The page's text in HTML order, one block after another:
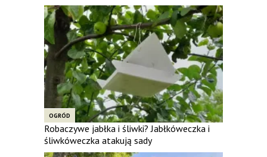
OGRÓD
Robaczywe jabłka i śliwki? Jabłkóweczka i
śliwkóweczka atakują sady